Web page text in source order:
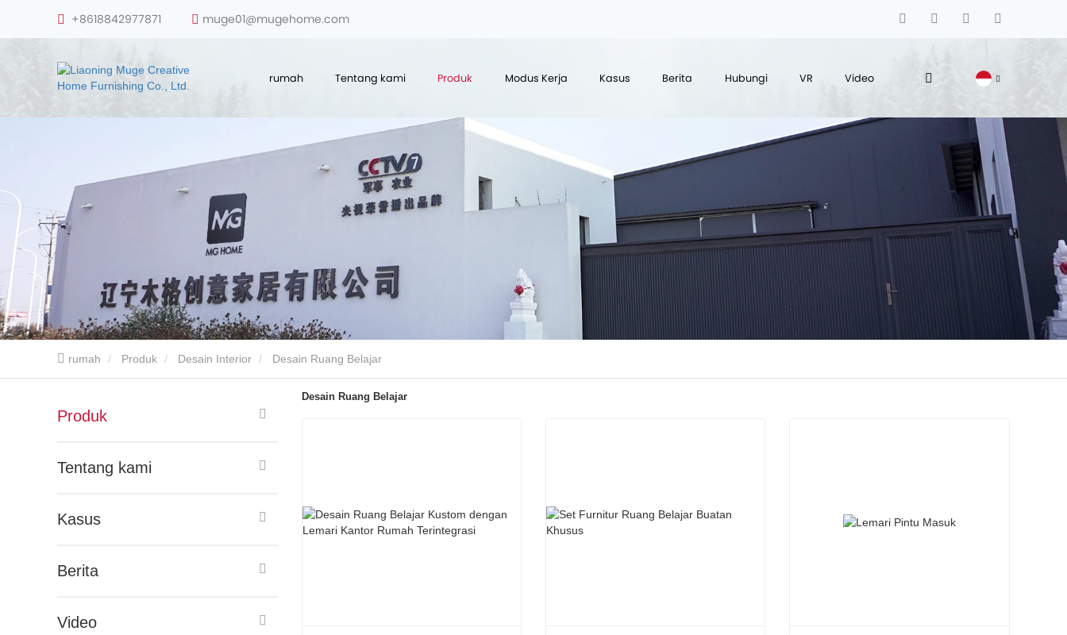
+8618842977871 muge01@mugehome.com
rumah Tentang kami Produk Modus Kerja Kasus Berita Hubungi VR Video
rumah Produk Desain Interior Desain Ruang Belajar
Produk
Tentang kami
Kasus
Berita
Video
Desain Ruang Belajar